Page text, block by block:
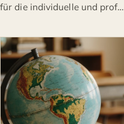
für die individuelle und prof…
BILDUNG & LERNEN